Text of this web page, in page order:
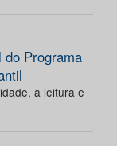
do Programa
a leitura e